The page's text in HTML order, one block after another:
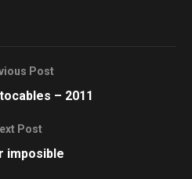
Post
– 2011
Post
imposible